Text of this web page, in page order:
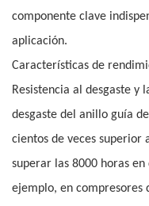
componente clave
aplicación.
Características de
Resistencia al desgaste y
desgaste del anillo guía
cientos de veces superior
superar las 8000 horas
ejemplo, en compresores